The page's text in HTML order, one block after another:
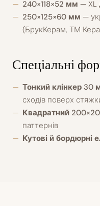
240×118×52 мм — XL
250×125×60 мм —
(БрукКерам, ТМ
Спеціальні
Тонкий клінкер 30
сходів поверх
Квадратний
паттернів
Кутові й бордюрні